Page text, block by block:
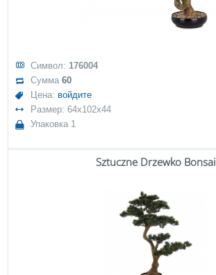
Символ: 176004
Сумма60
Цена: войдите
Размер: 64x102x44
Упаковка 1
Sztuczne Drzewko Bonsai